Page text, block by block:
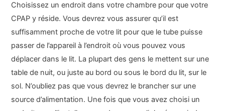
Choisissez un endroit dans votre chambre pour que votre
CPAP y réside. Vous devrez vous assurer qu’il est
suffisamment proche de votre lit pour que le tube puisse
passer de l’appareil à l’endroit où vous pouvez vous
déplacer dans le lit. La plupart des gens le mettent sur une
table de nuit, ou juste au bord ou sous le bord du lit, sur le
sol. N’oubliez pas que vous devrez le brancher sur une
source d’alimentation. Une fois que vous avez choisi un